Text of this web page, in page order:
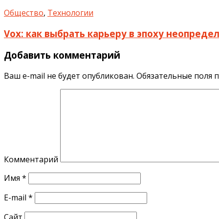
Общество, Технологии
Vox: как выбрать карьеру в эпоху
Добавить комментарий
Ваш e-mail не будет опубликован. Обязательные поля
Комментарий
Имя *
E-mail *
Сайт